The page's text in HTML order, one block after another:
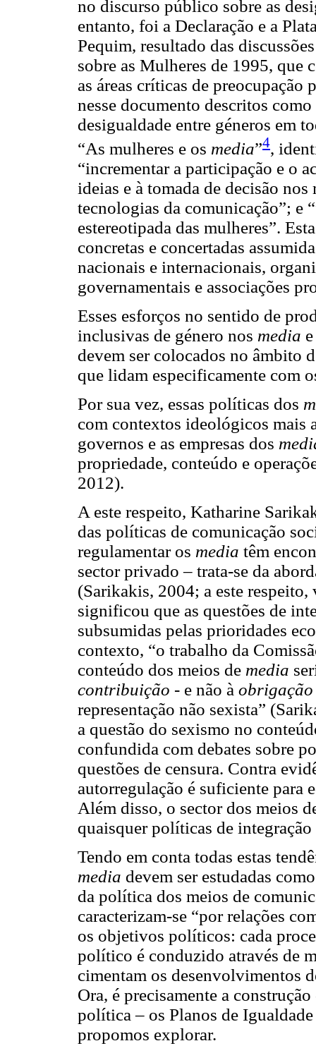
no discurso público sobre as
entanto, foi a Declaração e a
Pequim, resultado das
sobre as Mulheres de 1995, que
as áreas críticas de preocupação
nesse documento descritos
desigualdade entre géneros em
“As mulheres e os media”4,
“incrementar a participação e o
ideias e à tomada de decisão
tecnologias da comunicação”; e
estereotipada das mulheres”.
concretas e concertadas
nacionais e internacionais,
governamentais e associações
Esses esforços no sentido de
inclusivas de género nos media
devem ser colocados no âmbito
que lidam especificamente com
Por sua vez, essas políticas dos
com contextos ideológicos mais
governos e as empresas dos
propriedade, conteúdo e
2012).
A este respeito, Katharine
das políticas de comunicação
regulamentar os media têm
sector privado – trata-se da
(Sarikakis, 2004; a este
significou que as questões de
subsumidas pelas prioridades
contexto, “o trabalho da
conteúdo dos meios de media
contribuição - e não à obrigação
representação não sexista”
a questão do sexismo no
confundida com debates sobre
questões de censura. Contra
autorregulação é suficiente para
Além disso, o sector dos meios
quaisquer políticas de
Tendo em conta todas estas
media devem ser estudadas
da política dos meios de
caracterizam-se “por relações
os objetivos políticos: cada
político é conduzido através de
cimentam os desenvolvimentos
Ora, é precisamente a
política – os Planos de
propomos explorar.